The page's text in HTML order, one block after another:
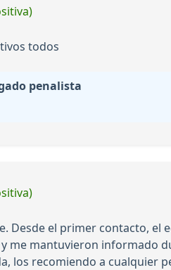
todos
penalista
Desde el primer contacto,
me mantuvieron informado
los recomiendo a cualquier